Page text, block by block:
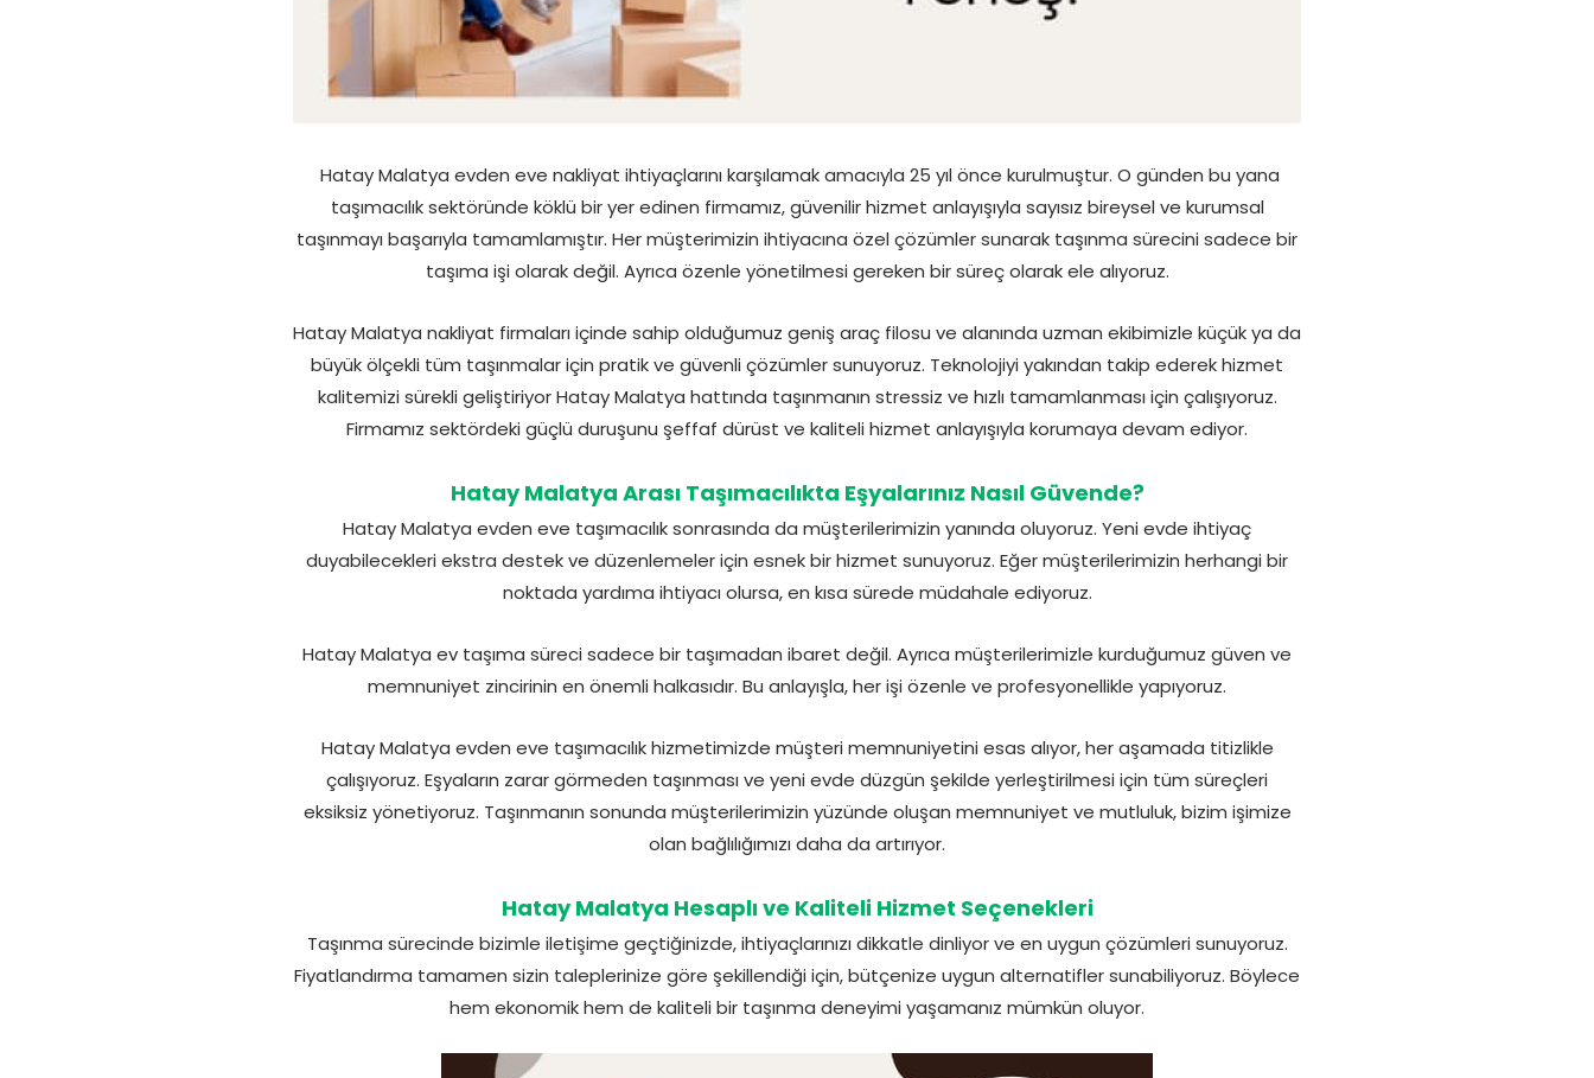
Hatay Malatya evden eve nakliyat ihtiyaçlarını karşılamak amacıyla 25 yıl önce kurulmuştur. O günden bu yana
taşımacılık sektöründe köklü bir yer edinen firmamız, güvenilir hizmet anlayışıyla sayısız bireysel ve kurumsal
taşınmayı başarıyla tamamlamıştır. Her müşterimizin ihtiyacına özel çözümler sunarak taşınma sürecini sadece bir
taşıma işi olarak değil. Ayrıca özenle yönetilmesi gereken bir süreç olarak ele alıyoruz.
Hatay Malatya nakliyat firmaları içinde sahip olduğumuz geniş araç filosu ve alanında uzman ekibimizle küçük ya da
büyük ölçekli tüm taşınmalar için pratik ve güvenli çözümler sunuyoruz. Teknolojiyi yakından takip ederek hizmet
kalitemizi sürekli geliştiriyor Hatay Malatya hattında taşınmanın stressiz ve hızlı tamamlanması için çalışıyoruz.
Firmamız sektördeki güçlü duruşunu şeffaf dürüst ve kaliteli hizmet anlayışıyla korumaya devam ediyor.
Hatay Malatya Arası Taşımacılıkta Eşyalarınız Nasıl Güvende?
Hatay Malatya evden eve taşımacılık sonrasında da müşterilerimizin yanında oluyoruz. Yeni evde ihtiyaç
duyabilecekleri ekstra destek ve düzenlemeler için esnek bir hizmet sunuyoruz. Eğer müşterilerimizin herhangi bir
noktada yardıma ihtiyacı olursa, en kısa sürede müdahale ediyoruz.
Hatay Malatya ev taşıma süreci sadece bir taşımadan ibaret değil. Ayrıca müşterilerimizle kurduğumuz güven ve
memnuniyet zincirinin en önemli halkasıdır. Bu anlayışla, her işi özenle ve profesyonellikle yapıyoruz.
Hatay Malatya evden eve taşımacılık hizmetimizde müşteri memnuniyetini esas alıyor, her aşamada titizlikle
çalışıyoruz. Eşyaların zarar görmeden taşınması ve yeni evde düzgün şekilde yerleştirilmesi için tüm süreçleri
eksiksiz yönetiyoruz. Taşınmanın sonunda müşterilerimizin yüzünde oluşan memnuniyet ve mutluluk, bizim işimize
olan bağlılığımızı daha da artırıyor.
Hatay Malatya Hesaplı ve Kaliteli Hizmet Seçenekleri
Taşınma sürecinde bizimle iletişime geçtiğinizde, ihtiyaçlarınızı dikkatle dinliyor ve en uygun çözümleri sunuyoruz.
Fiyatlandırma tamamen sizin taleplerinize göre şekillendiği için, bütçenize uygun alternatifler sunabiliyoruz. Böylece
hem ekonomik hem de kaliteli bir taşınma deneyimi yaşamanız mümkün oluyor.